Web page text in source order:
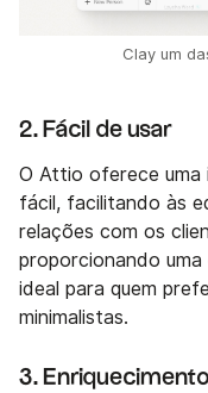
Clay um
2. Fácil de usar
O Attio oferece
fácil, facilitando às
relações com os
proporcionando
ideal para quem
minimalistas.
3.